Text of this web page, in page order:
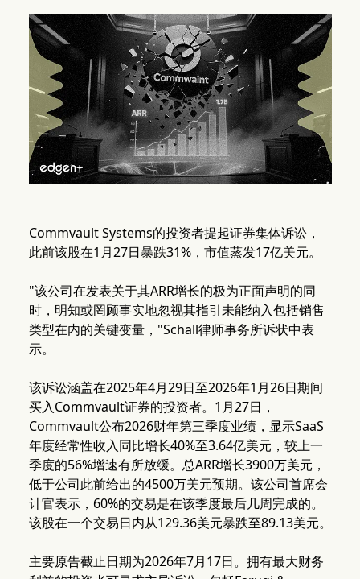
Commvault Systems的投资者提起证券集体诉讼，
此前该股在1月27日暴跌31%，市值蒸发17亿美元。
"该公司在发表关于其ARR增长的极为正面声明的同
时，明知或罔顾事实地忽视其指引未能纳入包括销售
类型在内的关键变量，"Schall律师事务所诉状中表
示。
该诉讼涵盖在2025年4月29日至2026年1月26日期间
买入Commvault证券的投资者。1月27日，
Commvault公布2026财年第三季度业绩，显示SaaS
年度经常性收入同比增长40%至3.64亿美元，较上一
季度的56%增速有所放缓。总ARR增长3900万美元，
低于公司此前给出的4500万美元预期。该公司首席会
计官表示，60%的交易是在该季度最后几周完成的。
该股在一个交易日内从129.36美元暴跌至89.13美元。
主要原告截止日期为2026年7月17日。拥有最大财务